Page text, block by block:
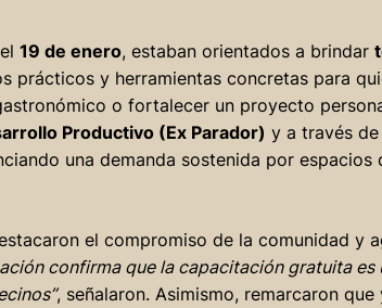
19 de enero, estaban orientados a brindar
prácticos y herramientas concretas para
o fortalecer un proyecto
Productivo (Ex Parador) y a través
una demanda sostenida por espacios
el compromiso de la comunidad y
confirma que la capacitación gratuita es
, señalaron. Asimismo, remarcaron